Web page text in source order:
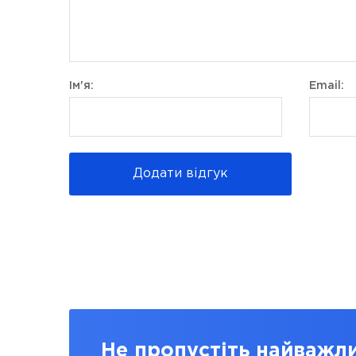
Ім'я: Email:
Додати відгук
Не пропустіть